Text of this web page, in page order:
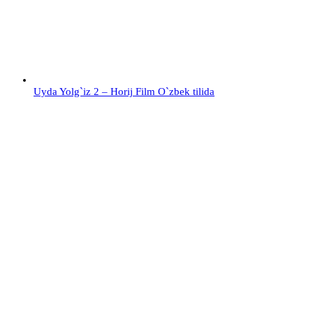
Uyda Yolg`iz 2 – Horij Film O`zbek tilida